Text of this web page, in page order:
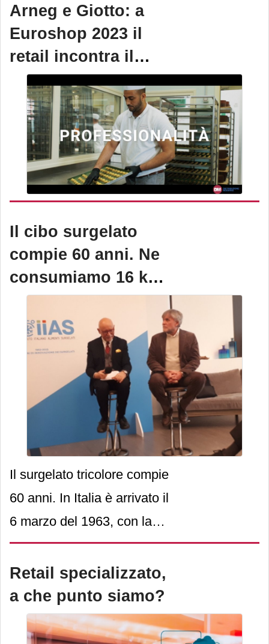
Arneg e Giotto: a
Euroshop 2023 il
retail incontra il
sociale
Il cibo surgelato
compie 60 anni. Ne
consumiamo 16 kg a
testa l’anno
Il surgelato tricolore compie
60 anni. In Italia è arrivato il
6 marzo del 1963, con la
nascita dell’Istituto italiano
alimenti surgelati: lo scopo
dichiarato era di valorizzare
i prodotti sotto zero.
Retail specializzato,
a che punto siamo?